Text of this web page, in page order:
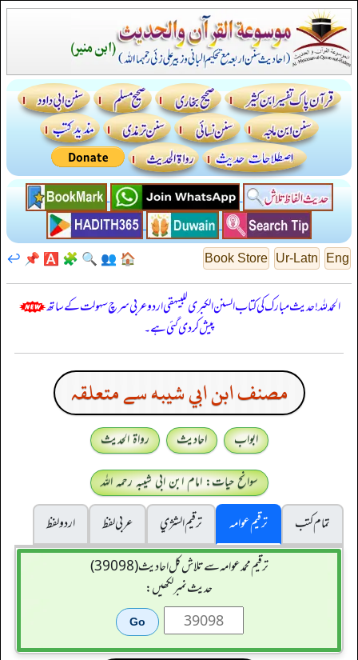
Eng
Ur-Latn
Book Store
🏠
👥
🔍
🧩
🅰️
📌
↩️
الحمدللہ! حدیث مبارک کی کتاب السنن الكبرى للبيهقي اردو عربی سرچ سہولت کے ساتھ
پیش کر دی گئی ہے۔
مصنف ابن ابي شيبه سے متعلقہ
ابواب احادیث
رواۃ الحدیث
سوانح حیات: امام ابن ابی شیبہ رحمہ اللہ
تمام کتب
ترقیم عوامہ ترقيم الشژي عربی لفظ
اردو لفظ
ترقیم محمدعوامہ سے تلاش کل احادیث (39098)
حدیث نمبر لکھیں: